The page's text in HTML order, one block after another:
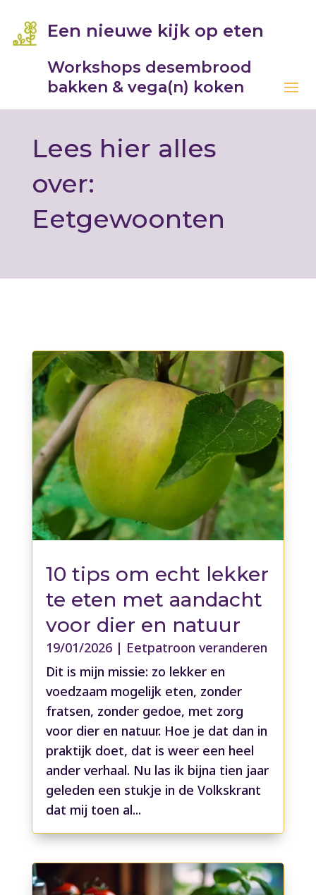
Een nieuwe kijk op eten
Workshops desembrood
bakken & vega(n) koken
Lees hier alles
over:
Eetgewoonten
10 tips om echt lekker
te eten met aandacht
voor dier en natuur
19/01/2026| Eetpatroon veranderen
Dit is mijn missie: zo lekker en
voedzaam mogelijk eten, zonder
fratsen, zonder gedoe, met zorg
voor dier en natuur. Hoe je dat dan in
praktijk doet, dat is weer een heel
ander verhaal. Nu las ik bijna tien jaar
geleden een stukje in de Volkskrant
dat mij toen al...